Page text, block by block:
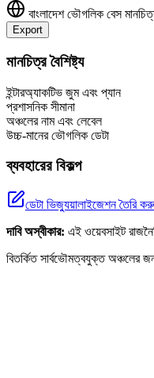
বাংলাদেশ ভৌগলিক বেস
Export
+
মানচিত্র বৈশিষ্ট্য
ইন্টারঅ্যাকটিভ জুম এবং প্যান
প্রশাসনিক সীমানা
অঞ্চলের নাম এবং লেবেল
উচ্চ-মানের ভৌগলিক ডেটা
ব্যবহারের বিকল্প
ডেটা ভিজ্যুয়ালাইজেশন তৈরি
দাবি অস্বীকার: এই ওয়েবসাইট
বিতর্কিত সার্বভৌমত্বযুক্ত অঞ্চলের